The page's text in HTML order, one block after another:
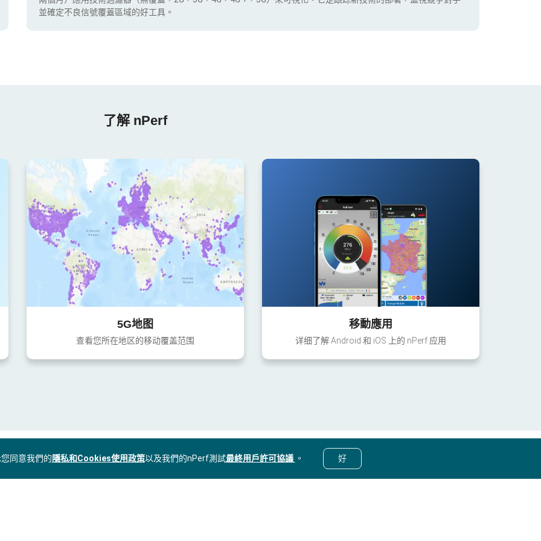
並確定不良信號覆蓋區域的好工具。
了解 nPerf
5G地图
查看您所在地区的移动覆盖范围
移動應用
详细了解 Android 和 iOS 上的 nPerf 应用
同意我們的隱私和Cookies使用政策以及我們的nPerf測試最終用戶許可協議 。 好